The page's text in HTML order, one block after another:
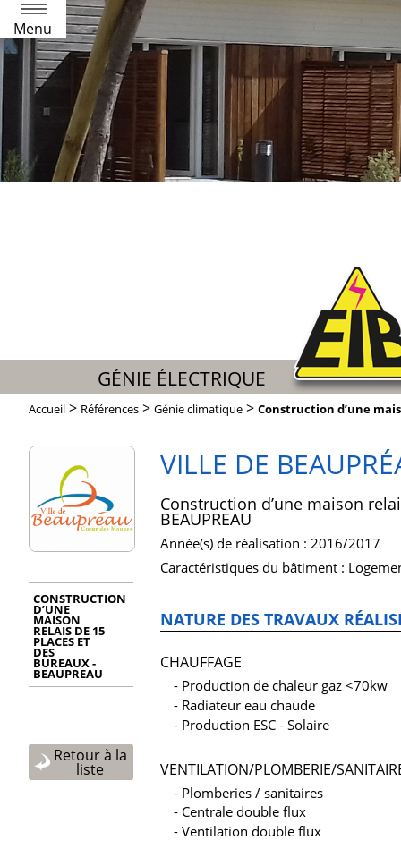
Menu
GÉNIE ÉLECTRIQUE
Accueil > Références > Génie climatique > Construction d’une
VILLE DE
Construction d’une maison
BEAUPREAU
Année(s) de réalisation : 2016/2017
Caractéristiques du bâtiment :
NATURE DES TRAVAUX
CHAUFFAGE
Production de chaleur gaz <70kw
Radiateur eau chaude
Production ESC - Solaire
VENTILATION/PLOMBERIE/
Plomberies / sanitaires
Centrale double flux
Ventilation double flux
CONSTRUCTION
D’UNE
MAISON
RELAIS DE 15
PLACES ET
DES
BUREAUX -
BEAUPREAU
Retour à la
liste